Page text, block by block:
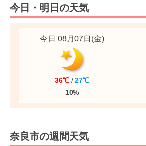
今日・明日の天気
今日 08月07日 (金)
36℃ / 27℃
10%
奈良市の週間天気